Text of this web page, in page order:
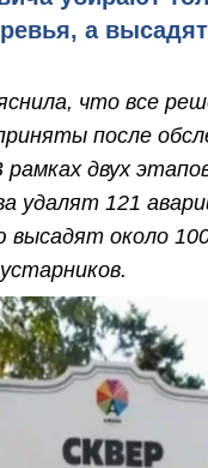
а
что все
после
двух
удалят 121
высадят около